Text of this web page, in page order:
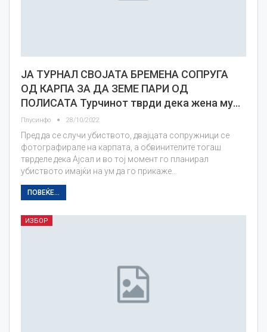
ЈА ТУРНАЛ СВОЈАТА БРЕМЕНА СОПРУГА
ОД КАРПА ЗА ДА ЗЕМЕ ПАРИ ОД
ПОЛИСАТА Турчинот тврди дека жена му…
Плусинфо 28/10/2022
Пред да се случи убиството, двајцата сопружници се
фотографирале на карпата, а обвинителите тогаш
тврделе дека Ајсал и во тој момент го планирал
убиството имајќи на ум да го прикаже…
ПОВЕЌЕ...
ИЗБОР